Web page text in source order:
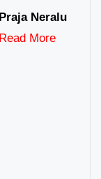
Praja Neralu
Read More